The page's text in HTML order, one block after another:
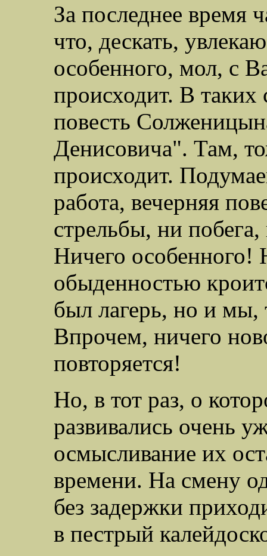
За последнее время
что, дескать,
особенного, мол, с
происходит. В
повесть
Денисовича". Там,
происходит.
работа, вечерняя
стрельбы, ни
Ничего особенного!
обыденностью
был лагерь, но и мы,
Впрочем, ничего
повторяется!
Но, в тот раз, о
развивались очень
осмысливание их
времени. На смену
без задержки
в пестрый